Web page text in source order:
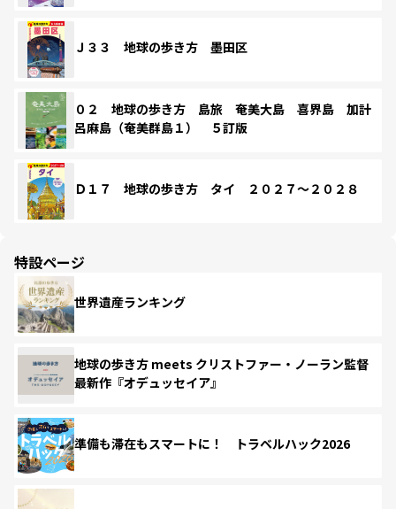
Ｊ３３ 地球の歩き方 墨田区
０２ 地球の歩き方 島旅 奄美大島 喜界島 加計
呂麻島（奄美群島１） ５訂版
Ｄ１７ 地球の歩き方 タイ ２０２７～２０２８
特設ページ
世界遺産ランキング
地球の歩き方 meets クリストファー・ノーラン監督
最新作『オデュッセイア』
準備も滞在もスマートに！ トラベルハック2026